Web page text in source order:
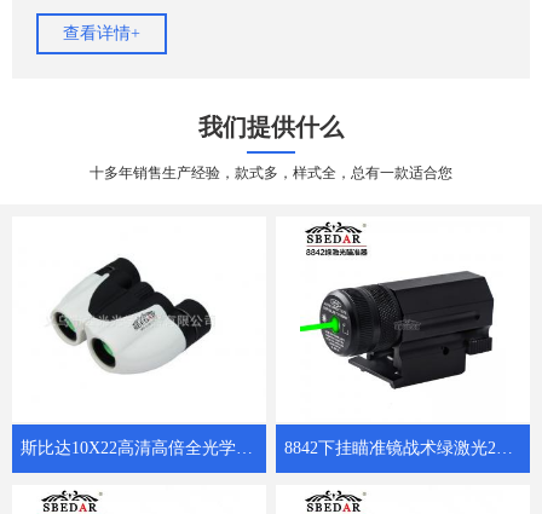
查看详情+
我们提供什么
十多年销售生产经验，款式多，样式全，总有一款适合您
斯比达10X22高清高倍全光学K4镜片微光夜视瓷白小保罗 8842下挂瞄准镜战术绿激光20mm卡槽绿激光瞄准器